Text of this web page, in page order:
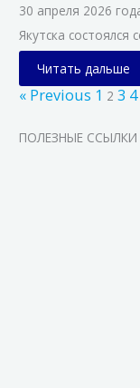
30 апреля 2026
Якутска состоялся
Читать дальше
« Previous 1 2 3 4
ПОЛЕЗНЫЕ ССЫЛКИ